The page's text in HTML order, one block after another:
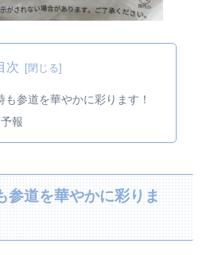
次
参道を華やかに彩ります！
報
参道を華やかに彩りま